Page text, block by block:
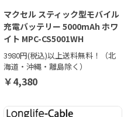
マクセル スティック型モバイル
充電バッテリー 5000mAh ホワ
イト MPC-CS5001WH
3980円(税込)以上送料無料！（北
海道・沖縄・離島除く）
￥4,380